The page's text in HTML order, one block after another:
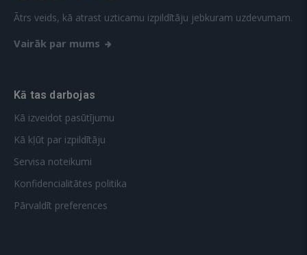
Ātrs veids, kā atrast uzticamu izpildītāju jebkuram uzdevumam.
Vairāk par mums
Kā tas darbojas
Kā izveidot pasūtījumu
Kā kļūt par izpildītāju
Servisa noteikumi
Konfidencialitātes politika
Pārvaldīt preferences